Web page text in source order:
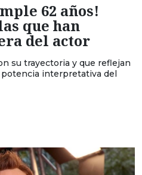
62 años!
que han
del actor
su trayectoria y que reflejan
potencia interpretativa del